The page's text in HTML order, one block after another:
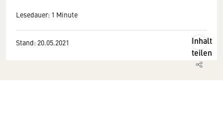
Lesedauer: 1 Minute
Stand: 20.05.2021
Inhalt
teilen